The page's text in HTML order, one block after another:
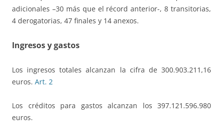
adicionales –30 más que el récord anterior-, 8 transitorias,
4 derogatorias, 47 finales y 14 anexos.
Ingresos y gastos
Los ingresos totales alcanzan la cifra de 300.903.211,16
euros. Art. 2
Los créditos para gastos alcanzan los 397.121.596.980
euros.